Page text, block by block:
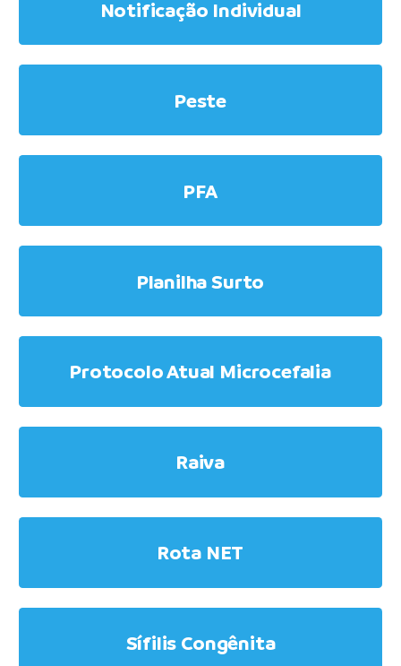
Notificação Individual
Peste
PFA
Planilha Surto
Protocolo Atual Microcefalia
Raiva
Rota NET
Sífilis Congênita